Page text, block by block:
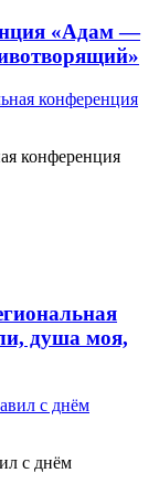
«Адам —
конференция
душа моя,
с днём